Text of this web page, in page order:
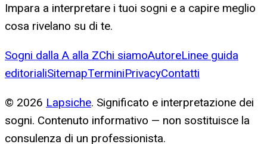
Impara a interpretare i tuoi sogni e a capire meglio
cosa rivelano su di te.
Sogni dalla A alla ZChi siamoAutoreLinee guida
editorialiSitemapTerminiPrivacyContatti
© 2026 Lapsiche. Significato e interpretazione dei
sogni. Contenuto informativo — non sostituisce la
consulenza di un professionista.